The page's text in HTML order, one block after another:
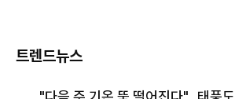
트렌드뉴스